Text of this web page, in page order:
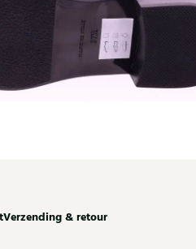
Verzending & retour